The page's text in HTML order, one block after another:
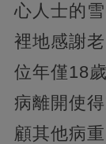
心人士的
裡地感謝
位年僅18
病離開使
顧其他病